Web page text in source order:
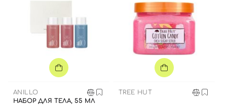
ANILLO
НАБОР ДЛЯ ТЕЛА, 55 МЛ
TREE HUT
Вход Регистрация
Номер телефона